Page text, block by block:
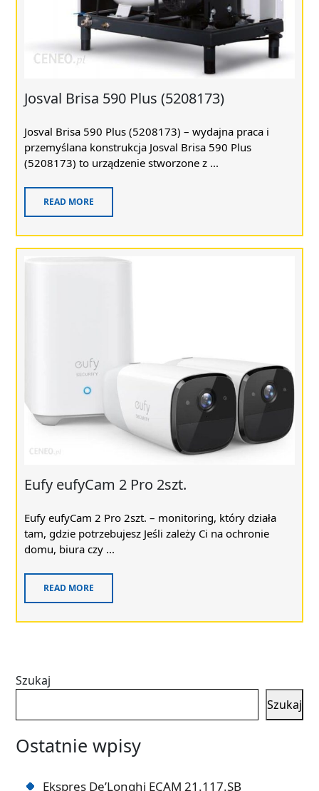
Josval Brisa 590 Plus (5208173)
Josval Brisa 590 Plus (5208173) – wydajna praca i
przemyślana konstrukcja Josval Brisa 590 Plus
(5208173) to urządzenie stworzone z ...
READ MORE
Eufy eufyCam 2 Pro 2szt.
Eufy eufyCam 2 Pro 2szt. – monitoring, który działa
tam, gdzie potrzebujesz Jeśli zależy Ci na ochronie
domu, biura czy ...
READ MORE
Szukaj
Szukaj
Ostatnie wpisy
Ekspres De’Longhi ECAM 21.117.SB